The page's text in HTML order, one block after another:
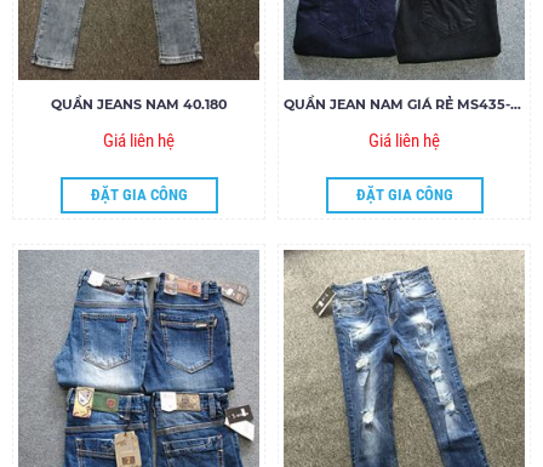
QUẦN JEANS NAM 40.180
Giá liên hệ
ĐẶT GIA CÔNG
QUẦN JEAN NAM GIÁ RẺ MS435-540-0080-541.155
Giá liên hệ
ĐẶT GIA CÔNG